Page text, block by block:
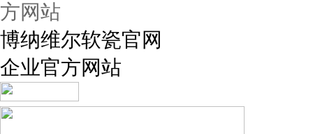
博纳维尔软瓷官网
企业官方网站